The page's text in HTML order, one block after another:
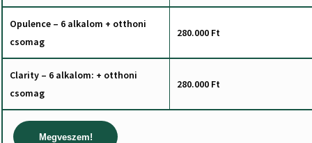
Opulence – 6 alkalom + otthoni
csomag
280.000 Ft
Clarity – 6 alkalom: + otthoni
csomag
280.000 Ft
Megveszem!